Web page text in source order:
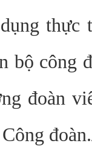
thực
bộ công
đoàn